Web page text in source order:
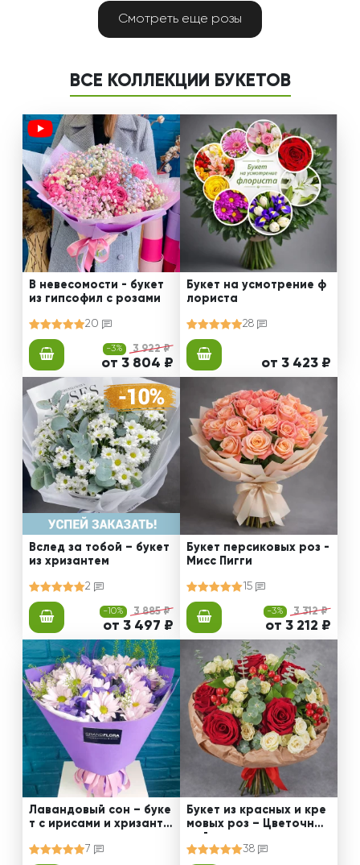
Смотреть еще розы
ВСЕ КОЛЛЕКЦИИ БУКЕТОВ
В невесомости - букет
из гипсофил с розами
20
-3% 3 922 ₽
от 3 804 ₽
Букет на усмотрение ф
лориста
28
от 3 423 ₽
Вслед за тобой – букет
из хризантем
2
-10% 3 885 ₽
от 3 497 ₽
Букет персиковых роз -
Мисс Пигги
15
-3% 3 312 ₽
от 3 212 ₽
Лавандовый сон – буке
т с ирисами и хризанте
7
Букет из красных и кре
мовых роз – Цветочный
38